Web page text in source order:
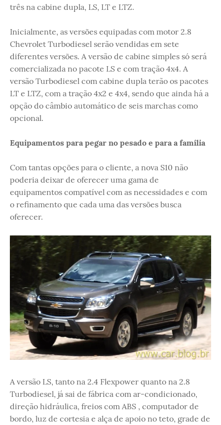
três na cabine dupla, LS, LT e LTZ.
Inicialmente, as versões equipadas com motor 2.8
Chevrolet Turbodiesel serão vendidas em sete
diferentes versões. A versão de cabine simples só será
comercializada no pacote LS e com tração 4x4. A
versão Turbodiesel com cabine dupla terão os pacotes
LT e LTZ, com a tração 4x2 e 4x4, sendo que ainda há a
opção do câmbio automático de seis marchas como
opcional.
Equipamentos para pegar no pesado e para a família
Com tantas opções para o cliente, a nova S10 não
poderia deixar de oferecer uma gama de
equipamentos compatível com as necessidades e com
o refinamento que cada uma das versões busca
oferecer.
A versão LS, tanto na 2.4 Flexpower quanto na 2.8
Turbodiesel, já sai de fábrica com ar-condicionado,
direção hidráulica, freios com ABS , computador de
bordo, luz de cortesia e alça de apoio no teto, grade de